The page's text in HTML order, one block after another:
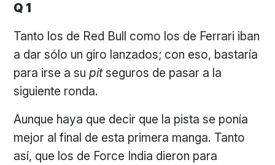
Q 1
Tanto los de Red Bull como los de Ferrari iban
a dar sólo un giro lanzados; con eso, bastaría
para irse a supitseguros de pasar a la
siguiente ronda.
Aunque haya que decir que la pista se ponía
mejor al final de esta primera manga. Tanto
así, que los de Force India dieron para